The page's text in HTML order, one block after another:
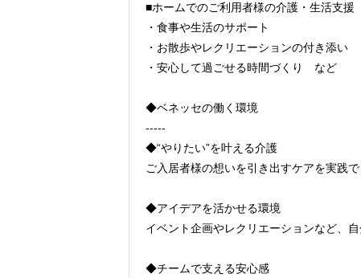
■ホームでのご利用者様の介護・生活支援
・食事や生活のサポート
・お散歩やレクリエーションの付き添い
・安心して過ごせる時間づくり など
◆ベネッセの働く環境
-----
◆“やりたい”を叶える介護
ご入居者様の想いを引き出すケアを実践で
◆アイデアを活かせる環境
イベント企画やレクリエーションなど、自
◆チームで支える安心感